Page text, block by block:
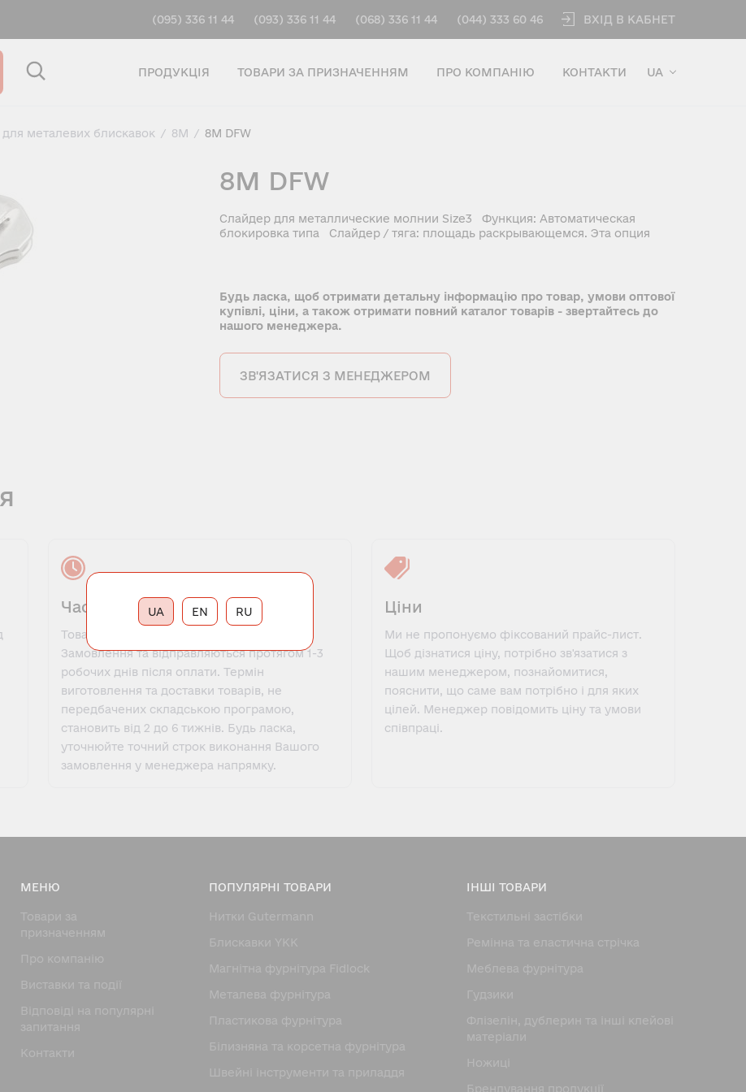
(095) 336 11 44 (093) 336 11 44 (068) 336 11 44 (044) 333 60 46 ВХІД В КАБНЕТ
ПРОДУКЦІЯ ТОВАРИ ЗА ПРИЗНАЧЕННЯМ ПРО КОМПАНІЮ КОНТАКТИ UA
для металевих блискавок / 8M / 8M DFW
8M DFW
Слайдер для металлические молнии Size3 Функция: Автоматическая
блокировка типа Слайдер / тяга: площадь раскрывающемся. Эта опция
Будь ласка, щоб отримати детальну інформацію про товар, умови оптової
купівлі, ціни, а також отримати повний каталог товарів - звертайтесь до
нашого менеджера.
ЗВ'ЯЗАТИСЯ З МЕНЕДЖЕРОМ
Час виконання замовлення
Товари, які є в наявності, оформляються у
Замовлення та відправляються протягом 1-3
робочих днів після оплати. Термін
виготовлення та доставки товарів, не
передбачених складською програмою,
становить від 2 до 6 тижнів. Будь ласка,
уточнюйте точний строк виконання Вашого
замовлення у менеджера напрямку.
Ціни
Ми не пропонуємо фіксований прайс-лист.
Щоб дізнатися ціну, потрібно зв'язатися з
нашим менеджером, познайомитися,
пояснити, що саме вам потрібно і для яких
цілей. Менеджер повідомить ціну та умови
співпраці.
МЕНЮ
Товари за
призначенням
Про компанію
Виставки та події
Відповіді на популярні
запитання
Контакти
ПОПУЛЯРНІ ТОВАРИ
Нитки Gutermann
Блискавки YKK
Магнітна фурнітура Fidlock
Металева фурнітура
Пластикова фурнітура
Білизняна та корсетна фурнітура
Швейні інструменти та приладдя
ІНШІ ТОВАРИ
Текстильні застібки
Ремінна та еластична стрічка
Меблева фурнітура
Гудзики
Флізелін, дублерин та інші клейові
матеріали
Ножицi
Брендування продукції
RU
UA EN